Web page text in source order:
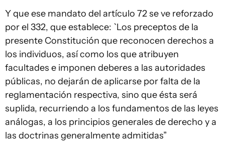
Y que ese mandato del artículo 72 se ve reforzado
por el 332, que establece: `Los preceptos de la
presente Constitución que reconocen derechos a
los individuos, así como los que atribuyen
facultades e imponen deberes a las autoridades
públicas, no dejarán de aplicarse por falta de la
reglamentación respectiva, sino que ésta será
suplida, recurriendo a los fundamentos de las leyes
análogas, a los principios generales de derecho y a
las doctrinas generalmente admitidas”